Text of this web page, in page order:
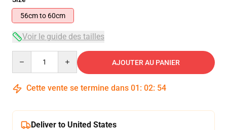
56cm to 60cm
Voir le guide des tailles
AJOUTER AU PANIER
Cette vente se termine dans 01 : 02: 54
Deliver to United States